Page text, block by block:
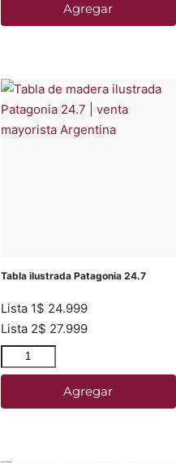
Agregar
Tabla ilustrada Patagonia 24.7
Lista 1$ 24.999
Lista 2$ 27.999
Agregar